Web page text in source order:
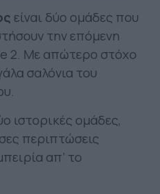
είναι δύο ομάδες που
την επόμενη
2. Με απώτερο στόχο
σαλόνια του
ιστορικές ομάδες,
περιπτώσεις
απ’ το